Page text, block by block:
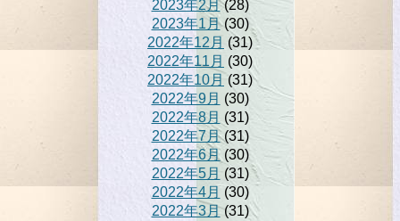
2023年2月(28)
2023年1月(30)
2022年12月 (31)
2022年11月 (30)
2022年10月 (31)
2022年9月 (30)
2022年8月 (31)
2022年7月(31)
2022年6月(30)
2022年5月 (31)
2022年4月 (30)
2022年3月(31)